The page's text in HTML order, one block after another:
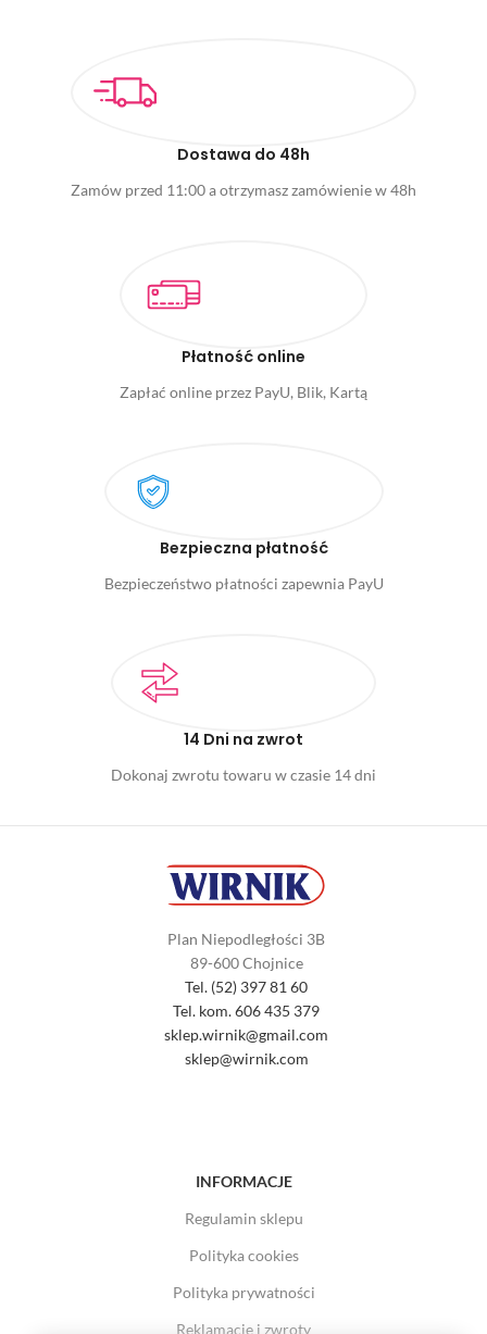
Dostawa do 48h
Zamów przed 11:00 a otrzymasz zamówienie w 48h
Płatność online
Zapłać online przez PayU, Blik, Kartą
Bezpieczna płatność
Bezpieczeństwo płatności zapewnia PayU
14 Dni na zwrot
Dokonaj zwrotu towaru w czasie 14 dni
Plan Niepodległości 3B
89-600 Chojnice
Tel. (52) 397 81 60
Tel. kom. 606 435 379
sklep.wirnik@gmail.com
sklep@wirnik.com
INFORMACJE
Regulamin sklepu
Polityka cookies
Polityka prywatności
Reklamacje i zwroty